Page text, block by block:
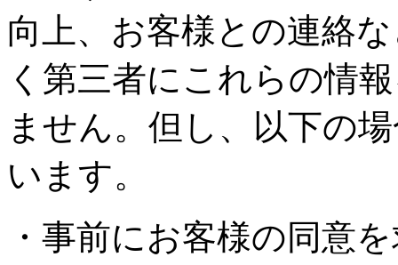
向上、お客様との連絡
く第三者にこれらの情
ません。但し、以下の
います。
・事前にお客様の同意